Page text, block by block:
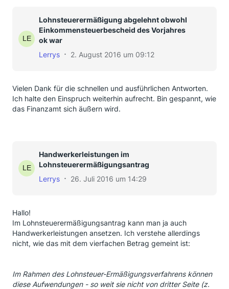
Lohnsteuerermäßigung abgelehnt obwohl
Einkommensteuerbescheid des Vorjahres
ok war
Lerrys
2. August 2016 um 09:12
Vielen Dank für die schnellen und ausführlichen Antworten.
Ich halte den Einspruch weiterhin aufrecht. Bin gespannt, wie
das Finanzamt sich äußern wird.
Handwerkerleistungen im
Lohnsteuerermäßigungsantrag
Lerrys
26. Juli 2016 um 14:29
Hallo!
Im Lohnsteuerermäßigungsantrag kann man ja auch
Handwerkerleistungen ansetzen. Ich verstehe allerdings
nicht, wie das mit dem vierfachen Betrag gemeint ist:
Im Rahmen des Lohnsteuer-Ermäßigungsverfahrens können
diese Aufwendungen - so weit sie nicht von dritter Seite (z.